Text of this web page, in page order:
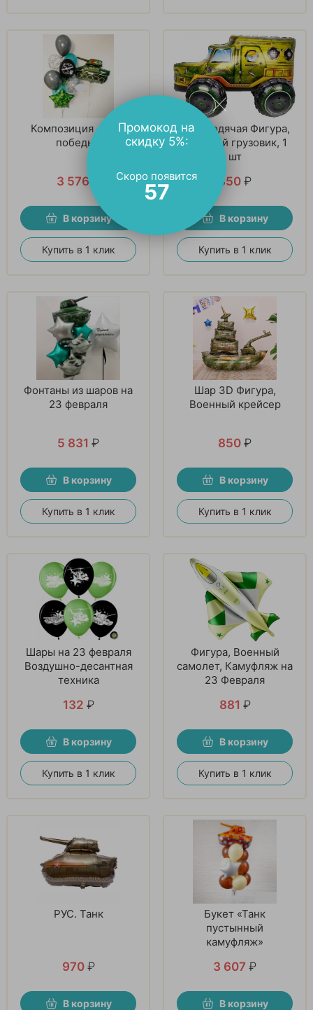
Композиция «Знак
победы»
3 576
В корзину
Купить в 1 клик
Шар Ходячая Фигура,
Военный грузовик, 1
шт
850 ₽
В корзину
Купить в 1 клик
Фонтаны из шаров на
23 февраля
5 831 ₽
В корзину
Купить в 1 клик
Шар 3D Фигура,
Военный крейсер
850 ₽
В корзину
Купить в 1 клик
Шары на 23 февраля
Воздушно-десантная
техника
132 ₽
В корзину
Купить в 1 клик
Фигура, Военный
самолет, Камуфляж на
23 Февраля
881 ₽
В корзину
Купить в 1 клик
РУС. Танк
970 ₽
В корзину
Букет «Танк
пустынный
камуфляж»
3 607 ₽
В корзину
Промокод на
скидку 5%:
Скоро появится
56